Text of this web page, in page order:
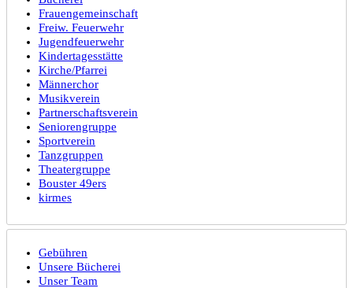
Frauengemeinschaft
Freiw. Feuerwehr
Jugendfeuerwehr
Kindertagesstätte
Kirche/Pfarrei
Männerchor
Musikverein
Partnerschaftsverein
Seniorengruppe
Sportverein
Tanzgruppen
Theatergruppe
Bouster 49ers
kirmes
Gebühren
Unsere Bücherei
Unser Team